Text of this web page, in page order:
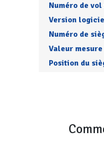
Numéro de vol
Version
Numéro de
Valeur mesure
Position du